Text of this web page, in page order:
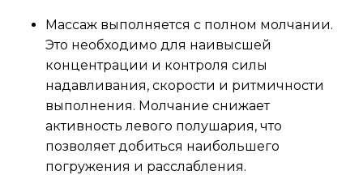
Массаж выполняется с полном молчании.
Это необходимо для наивысшей
концентрации и контроля силы
надавливания, скорости и ритмичности
выполнения. Молчание снижает
активность левого полушария, что
позволяет добиться наибольшего
погружения и расслабления.